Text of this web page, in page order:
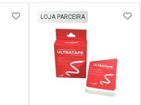
ADICIONAR AOS FAVORITOS
LOJA PARCEIRA